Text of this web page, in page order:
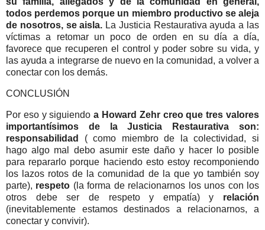
todos perdemos porque un miembro productivo se aleja
de nosotros, se aisla. La Justicia Restaurativa ayuda a las
víctimas a retomar un poco de orden en su día a día,
favorece que recuperen el control y poder sobre su vida, y
las ayuda a integrarse de nuevo en la comunidad, a volver a
conectar con los demás.
CONCLUSIÓN
Por eso y siguiendoa Howard Zehr creo que tres valores
importantísimos de la Justicia Restaurativa son:
responsabilidad
( como miembro de la colectividad, si
hago algo mal debo asumir este daño y hacer lo posible
para repararlo porque haciendo esto estoy recomponiendo
los lazos rotos de la comunidad de la que yo también soy
parte), respeto (la forma de relacionarnos los unos con los
otros debe ser de respeto y empatía) y relación
(inevitablemente estamos destinados a relacionarnos, a
conectar y convivir).